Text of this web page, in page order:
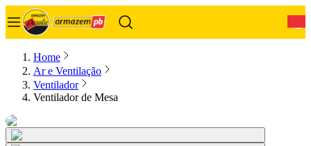
Home
Ar e Ventilação
Ventilador
Ventilador de Mesa